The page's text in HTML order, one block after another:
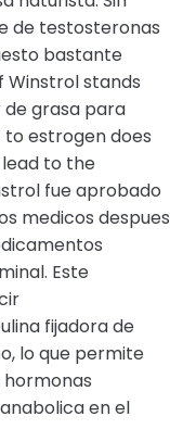
de testosteronas
bastante
Winstrol stands
grasa para
estrogen does
to the
fue aprobado
medicos despues
Este
fijadora de
lo que permite
en el